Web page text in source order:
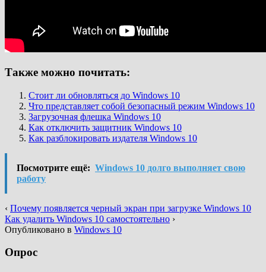
Также можно почитать:
Стоит ли обновляться до Windows 10
Что представляет собой безопасный режим Windows 10
Загрузочная флешка Windows 10
Как отключить защитник Windows 10
Как разблокировать издателя Windows 10
Посмотрите ещё: Windows 10 долго выполняет свою
работу
‹ Почему появляется черный экран при загрузке Windows 10
Как удалить Windows 10 самостоятельно ›
Опубликовано в Windows 10
Опрос